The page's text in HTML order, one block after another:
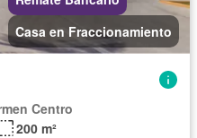
Casa en Fraccionamiento
Centro
200 m²